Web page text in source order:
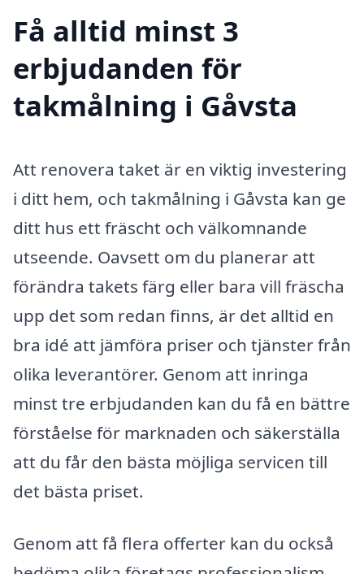
Få alltid minst 3
erbjudanden för
takmålning i Gåvsta
Att renovera taket är en viktig investering
i ditt hem, och takmålning i Gåvsta kan ge
ditt hus ett fräscht och välkomnande
utseende. Oavsett om du planerar att
förändra takets färg eller bara vill fräscha
upp det som redan finns, är det alltid en
bra idé att jämföra priser och tjänster från
olika leverantörer. Genom att inringa
minst tre erbjudanden kan du få en bättre
förståelse för marknaden och säkerställa
att du får den bästa möjliga servicen till
det bästa priset.
Genom att få flera offerter kan du också